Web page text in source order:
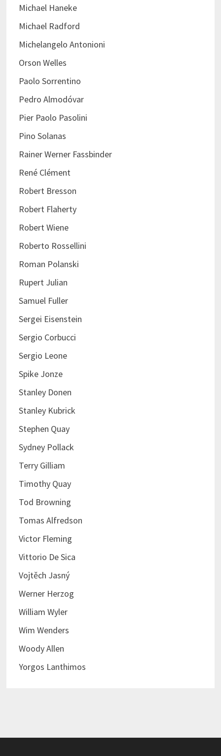
Michael Haneke
Michael Radford
Michelangelo Antonioni
Orson Welles
Paolo Sorrentino
Pedro Almodóvar
Pier Paolo Pasolini
Pino Solanas
Rainer Werner Fassbinder
René Clément
Robert Bresson
Robert Flaherty
Robert Wiene
Roberto Rossellini
Roman Polanski
Rupert Julian
Samuel Fuller
Sergei Eisenstein
Sergio Corbucci
Sergio Leone
Spike Jonze
Stanley Donen
Stanley Kubrick
Stephen Quay
Sydney Pollack
Terry Gilliam
Timothy Quay
Tod Browning
Tomas Alfredson
Victor Fleming
Vittorio De Sica
Vojtěch Jasný
Werner Herzog
William Wyler
Wim Wenders
Woody Allen
Yorgos Lanthimos